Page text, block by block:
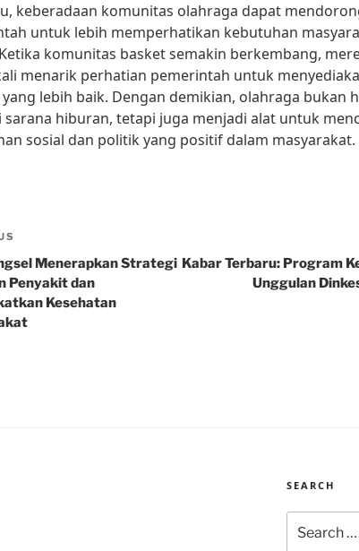
keberadaan komunitas olahraga dapat
untuk lebih memperhatikan kebutuhan
komunitas basket semakin berkembang,
menarik perhatian pemerintah untuk
lebih baik. Dengan demikian, olahraga bukan
sarana hiburan, tetapi juga menjadi alat untuk
sosial dan politik yang positif dalam masyarakat.
Menerapkan Strategi
Penyakit dan
Kesehatan
Kabar Terbaru: Program
Unggulan
SEARCH
for: